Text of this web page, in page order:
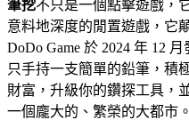
筆挖不只是一個點擊遊戲，
意料地深度的閒置遊戲，它
DoDo Game 於 2024 年 12
只手持一支簡單的鉛筆，積
財富，升級你的鑽探工具，
一個龐大的、繁榮的大都市。